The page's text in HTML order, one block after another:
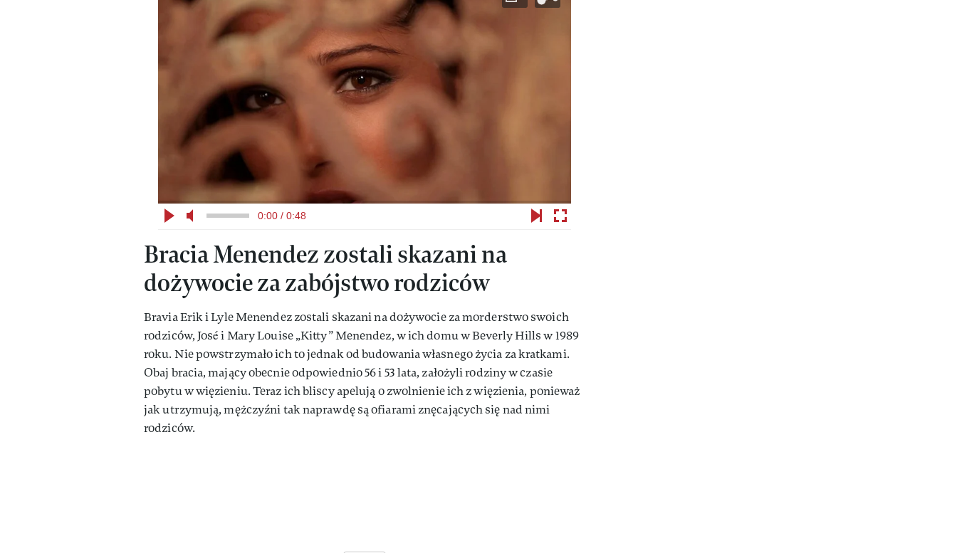
0:00 / 0:48
Bracia Menendez zostali skazani na
dożywocie za zabójstwo rodziców
Bravia Erik i Lyle Menendez zostali skazani na dożywocie za morderstwo swoich
rodziców, José i Mary Louise „Kitty” Menendez, w ich domu w Beverly Hills w 1989
roku. Nie powstrzymało ich to jednak od budowania własnego życia za kratkami.
Obaj bracia, mający obecnie odpowiednio 56 i 53 lata, założyli rodziny w czasie
pobytu w więzieniu. Teraz ich bliscy apelują o zwolnienie ich z więzienia, ponieważ
jak utrzymują, mężczyźni tak naprawdę są ofiarami znęcających się nad nimi
rodziców.